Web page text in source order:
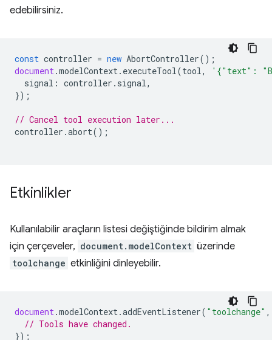
edebilirsiniz.
const controller = new AbortController();
document.modelContext. executeTool(tool,
'{"text":
signal : controller . signal,
});
// Cancel tool execution later...
controller .abort();
Etkinlikler
Kullanılabilir araçların listesi değiştiğinde bildirim almak
için çerçeveler, document.modelContext üzerinde
toolchange etkinliğini dinleyebilir.
document.modelContext.addEventListener( "toolchange" ,
// Tools have changed.
});